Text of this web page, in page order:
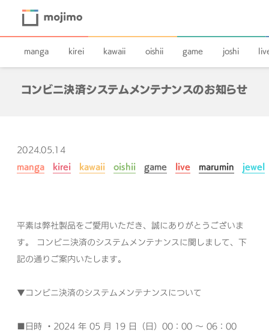
manga kirei kawaii oishii game joshi
コンビニ決済システムメンテナンスのお知らせ
2024.05.14
manga
kirei kawaii oishii game live marumin jewel
平素は弊社製品をご愛用いただき、誠にありがとうございま
す。
コンビニ決済のシステムメンテナンスに関しまして、下
記の通りご案内いたします。
▼コンビニ決済のシステムメンテナンスについて
■日時 ・2024 年 05 月 19 日（日）00：00 ～ 06：00